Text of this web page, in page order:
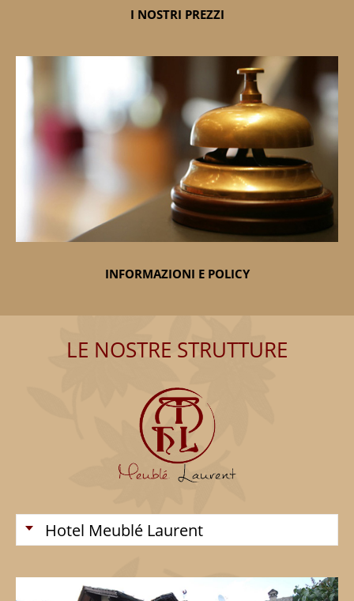
I NOSTRI PREZZI
INFORMAZIONI E POLICY
LE NOSTRE STRUTTURE
Hotel Meublé Laurent